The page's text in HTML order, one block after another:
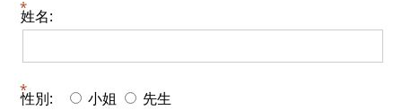
姓名:
性別: 小姐 先生